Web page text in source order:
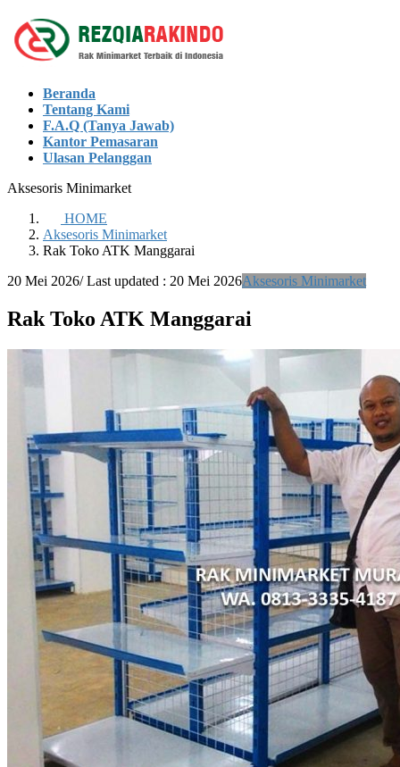
Skip
to
the
Skip
to
the
Beranda
Tentang Kami
F.A.Q (Tanya Jawab)
Kantor Pemasaran
Ulasan Pelanggan
Aksesoris Minimarket
HOME
Aksesoris Minimarket
Rak Toko ATK Manggarai
20 Mei 2026/ Last updated : 20 Mei 2026Aksesoris Minimarket
Rak Toko ATK Manggarai